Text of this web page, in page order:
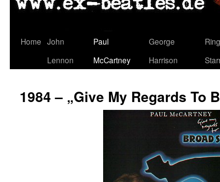
Zum
Home John
Lennon
Paul
McCartney
George
Harrison
1984 – „Give My Regards To